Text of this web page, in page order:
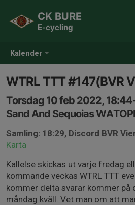
Kalender
CK BURE
E-cycling
WTRL TTT #147(BVR
Torsdag 10 feb 2022,
Sand And Sequoias
Samling: 18:29, Discord BVR
Karta
Kallelse skickas ut varje fredag
kommande veckas WTRL TTT
kommer delta svarar kommer på
måndag kväll. Vet man om att